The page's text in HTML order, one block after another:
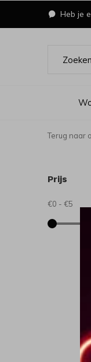
Heb je
Terug naar
Prijs
€0 - €5